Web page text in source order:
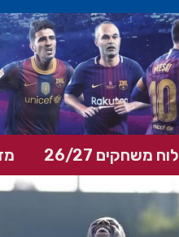
לוח משחקים 26/27